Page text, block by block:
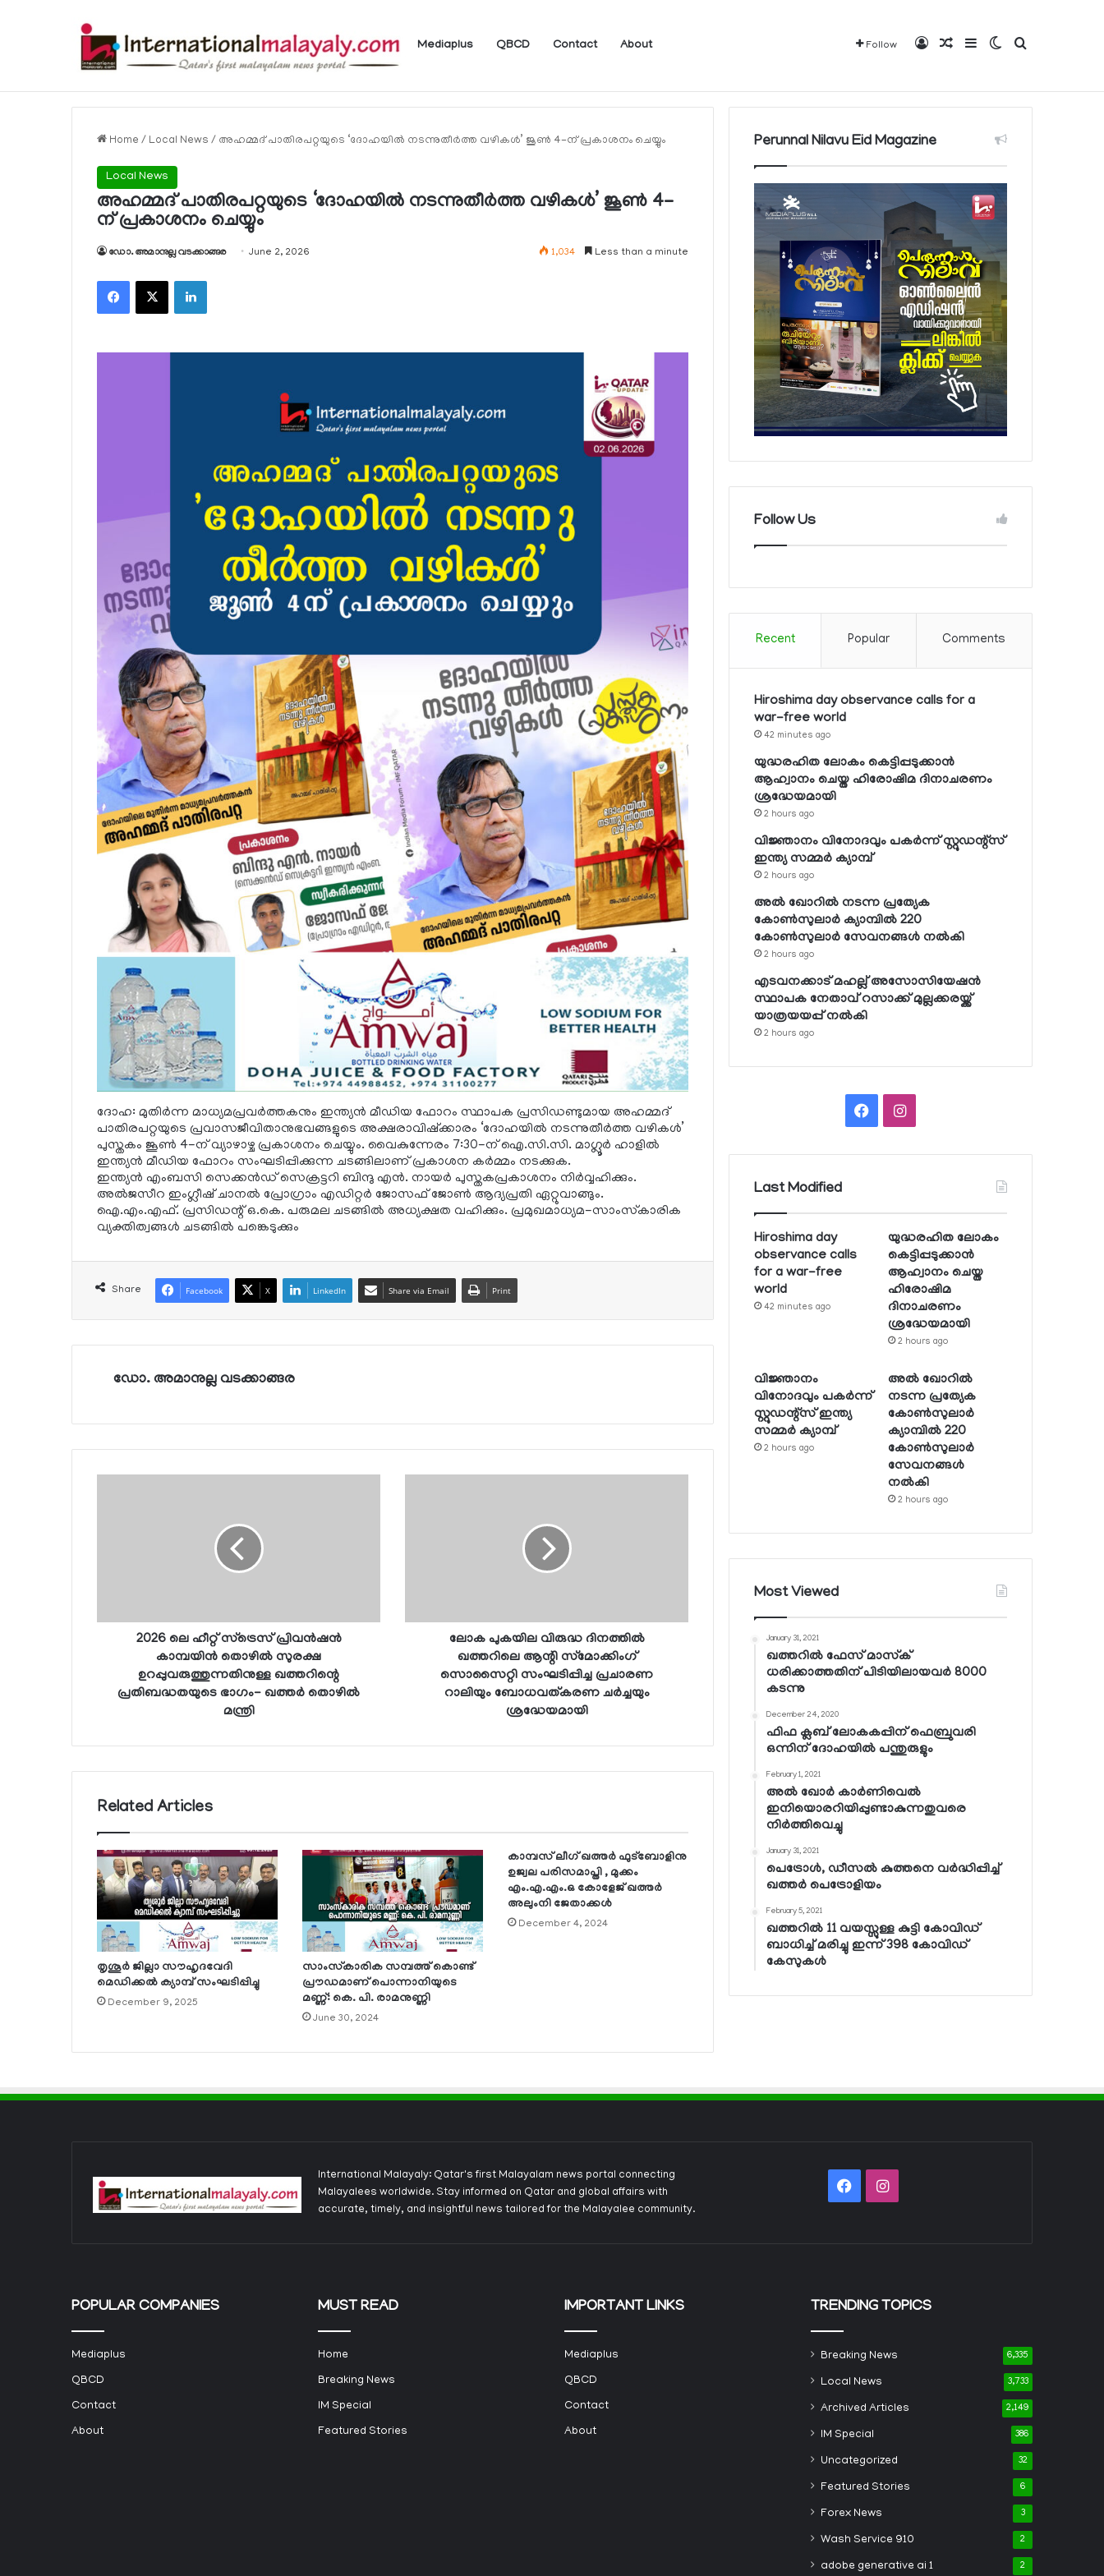
Mediaplus QBCD Contact About Follow Log InRandom Article
SidebarSwitch skin
Search for
Breaking News
Home / Local News / അഹമ്മദ് പാതിരപറ്റയുടെ ‘ദോഹയില്‍ നടന്നുതീര്‍ത്ത വഴികള്‍’ ജൂണ്‍ 4-ന് പ്രകാശനം ചെയ്യും
Local News
അഹമ്മദ് പാതിരപറ്റയുടെ ‘ദോഹയില്‍ നടന്നുതീര്‍ത്ത വഴികള്‍’ ജൂണ്‍ 4-
ന് പ്രകാശനം ചെയ്യും
ഡോ. അമാനുല്ല വടക്കാങ്ങര June 2, 2026 1,034 Less than a minute
Facebook
X LinkedIn
ദോഹ: മുതിര്‍ന്ന മാധ്യമപ്രവര്‍ത്തകനും ഇന്ത്യന്‍ മീഡിയ ഫോറം സ്ഥാപക പ്രസിഡണ്ടുമായ അഹമ്മദ്
പാതിരപറ്റയുടെ പ്രവാസജീവിതാനുഭവങ്ങളുടെ അക്ഷരാവിഷ്‌ക്കാരം ‘ദോഹയില്‍ നടന്നുതീര്‍ത്ത വഴികള്‍’
പുസ്തകം ജൂണ്‍ 4-ന് വ്യാഴാഴ്ച പ്രകാശനം ചെയ്യും. വൈകുന്നേരം 7:30-ന് ഐ.സി.സി. മാഗ്ലൂര്‍ ഹാളില്‍
ഇന്ത്യന്‍ മീഡിയ ഫോറം സംഘടിപ്പിക്കുന്ന ചടങ്ങിലാണ് പ്രകാശന കര്‍മ്മം നടക്കുക.
ഇന്ത്യന്‍ എംബസി സെക്കന്‍ഡ് സെക്രട്ടറി ബിന്ദു എന്‍. നായര്‍ പുസ്തകപ്രകാശനം നിര്‍വ്വഹിക്കും.
അല്‍ജസീറ ഇംഗ്ലീഷ് ചാനല്‍ പ്രോഗ്രാം എഡിറ്റര്‍ ജോസഫ് ജോണ്‍ ആദ്യപ്രതി ഏറ്റുവാങ്ങും.
ഐ.എം.എഫ്. പ്രസിഡന്റ് ഒ.കെ. പരുമല ചടങ്ങില്‍ അധ്യക്ഷത വഹിക്കും. പ്രമുഖമാധ്യമ-സാംസ്‌കാരിക
വ്യക്തിത്വങ്ങള്‍ ചടങ്ങില്‍ പങ്കെടുക്കും
Share Facebook X LinkedIn Share via Email Print
ഡോ. അമാനുല്ല വടക്കാങ്ങര
2026 ലെ ഹീറ്റ് സ്‌ട്രെസ് പ്രിവന്‍ഷന്‍
കാമ്പയിന്‍ തൊഴില്‍ സുരക്ഷ
ഉറപ്പുവരുത്തുന്നതിനുള്ള ഖത്തറിന്റെ
പ്രതിബദ്ധതയുടെ ഭാഗം- ഖത്തര്‍ തൊഴില്‍
മന്ത്രി
ലോക പുകയില വിരുദ്ധ ദിനത്തില്‍
ഖത്തറിലെ ആന്റി സ്‌മോക്കിംഗ്
സൊസൈറ്റി സംഘടിപ്പിച്ച പ്രചാരണ
റാലിയും ബോധവത്കരണ ചര്‍ച്ചയും
ശ്രദ്ധേയമായി
Related Articles
തൃശൂര്‍ ജില്ലാ സൗഹൃദവേദി
മെഡിക്കല്‍ ക്യാമ്പ് സംഘടിപ്പിച്ചു
December 9, 2025
സാംസ്‌കാരിക സമ്പത്ത് കൊണ്ട്
പ്രൗഡമാണ് പൊന്നാനിയുടെ
മണ്ണ്: കെ. പി. രാമനുണ്ണി
June 30, 2024
കാമ്പസ് ലീഗ് ഖത്തര്‍ ഫുട്‌ബോളിനു
ഉജ്വല പരിസമാപ്തി , മുക്കം
എം.എ.എം.ഒ കോളേജ് ഖത്തര്‍
അലുംനി ജേതാക്കള്‍
December 4, 2024
Perunnal Nilavu Eid Magazine
Follow Us
Recent Popular Comments
Hiroshima day observance calls for a
war-free world
42 minutes ago
യുദ്ധരഹിത ലോകം കെട്ടിപ്പടുക്കാന്‍
ആഹ്വാനം ചെയ്ത ഹിരോഷിമ ദിനാചരണം
ശ്രദ്ധേയമായി
2 hours ago
വിജ്ഞാനം വിനോദവും പകര്‍ന്ന് സ്റ്റുഡന്റ്‌സ്
ഇന്ത്യ സമ്മര്‍ ക്യാമ്പ്
2 hours ago
അല്‍ ഖോറില്‍ നടന്ന പ്രത്യേക
കോണ്‍സുലാര്‍ ക്യാമ്പില്‍ 220
കോണ്‍സുലാര്‍ സേവനങ്ങള്‍ നല്‍കി
2 hours ago
എടവനക്കാട് മഹല്ല് അസോസിയേഷന്‍
സ്ഥാപക നേതാവ് റസാക്ക് മുല്ലക്കരയ്ക്ക്
യാത്രയയപ്പ് നല്‍കി
2 hours ago
FacebookInstagram
Last Modified
Hiroshima day
observance calls
for a war-free
world
42 minutes ago
യുദ്ധരഹിത ലോകം
കെട്ടിപ്പടുക്കാന്‍
ആഹ്വാനം ചെയ്ത
ഹിരോഷിമ
ദിനാചരണം
ശ്രദ്ധേയമായി
2 hours ago
വിജ്ഞാനം
വിനോദവും പകര്‍ന്ന്
സ്റ്റുഡന്റ്‌സ് ഇന്ത്യ
സമ്മര്‍ ക്യാമ്പ്
2 hours ago
അല്‍ ഖോറില്‍
നടന്ന പ്രത്യേക
കോണ്‍സുലാര്‍
ക്യാമ്പില്‍ 220
കോണ്‍സുലാര്‍
സേവനങ്ങള്‍
നല്‍കി
2 hours ago
Most Viewed
January 31, 2021
ഖത്തറില്‍ ഫേസ് മാസ്‌ക്
ധരിക്കാത്തതിന് പിടിയിലായവര്‍ 8000
കടന്നു
December 24, 2020
ഫിഫ ക്ലബ് ലോകകപ്പിന് ഫെബ്രുവരി
ഒന്നിന് ദോഹയില്‍ പന്തുരുളും
February 1, 2021
അല്‍ ഖോര്‍ കാര്‍ണിവെല്‍
ഇനിയൊരറിയിപ്പുണ്ടാകുന്നതുവരെ
നിര്‍ത്തിവെച്ചു
January 31, 2021
പെട്രോള്‍, ഡീസല്‍ കുത്തനെ വര്‍ദ്ധിപ്പിച്ച്
ഖത്തര്‍ പെട്രോളിയം
February 5, 2021
ഖത്തറില്‍ 11 വയസ്സുള്ള കുട്ടി കോവിഡ്
ബാധിച്ച് മരിച്ചു ഇന്ന് 398 കോവിഡ്
കേസുകള്‍
International Malayaly: Qatar's first Malayalam news portal connecting
Malayalees worldwide. Stay informed on Qatar and global affairs with
accurate, timely, and insightful news tailored for the Malayalee community.
FacebookInstagram
POPULAR COMPANIES
Mediaplus
QBCD
Contact
About
MUST READ
Home
Breaking News
IM Special
Featured Stories
IMPORTANT LINKS
Mediaplus
QBCD
Contact
About
TRENDING TOPICS
Breaking News 6,335
Local News 3,733
Archived Articles 2,149
IM Special 386
Uncategorized 32
Featured Stories 6
Forex News 3
Wash Service 910 2
adobe generative ai 1 2